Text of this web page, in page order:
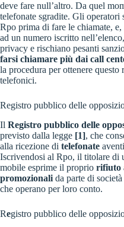
deve fare null’altro. Da quel
telefonate sgradite. Gli operatori
Rpo prima di fare le chiamate,
ad un numero iscritto
privacy e rischiano pesanti
farsi chiamare più dai call
la procedura per ottenere
telefonici.
Registro pubblico delle
Il Registro pubblico delle
previsto dalla legge [1], che
alla ricezione di telefonate
Iscrivendosi al Rpo, il titolare di
mobile esprime il proprio rifiuto
promozionali da parte di
che operano per loro conto.
Registro pubblico delle